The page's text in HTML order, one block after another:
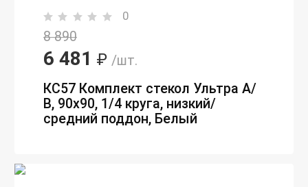
0
8 890
6 481 ₽ /шт.
КС57 Комплект стекол Ультра А/
В, 90х90, 1/4 круга, низкий/
средний поддон, Белый